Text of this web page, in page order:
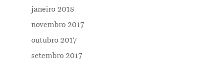
janeiro 2018
novembro 2017
outubro 2017
setembro 2017